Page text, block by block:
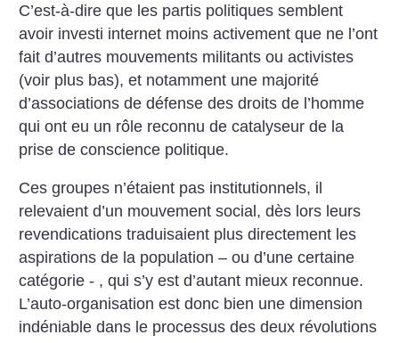
C’est-à-dire que les partis politiques semblent
avoir investi internet moins activement que ne l’ont
fait d’autres mouvements militants ou activistes
(voir plus bas), et notamment une majorité
d’associations de défense des droits de l’homme
qui ont eu un rôle reconnu de catalyseur de la
prise de conscience politique.
Ces groupes n’étaient pas institutionnels, il
relevaient d’un mouvement social, dès lors leurs
revendications traduisaient plus directement les
aspirations de la population – ou d’une certaine
catégorie - , qui s’y est d’autant mieux reconnue.
L’auto-organisation est donc bien une dimension
indéniable dans le processus des deux révolutions